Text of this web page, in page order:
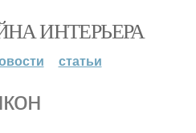
ИНТЕРЬЕРА
статьи